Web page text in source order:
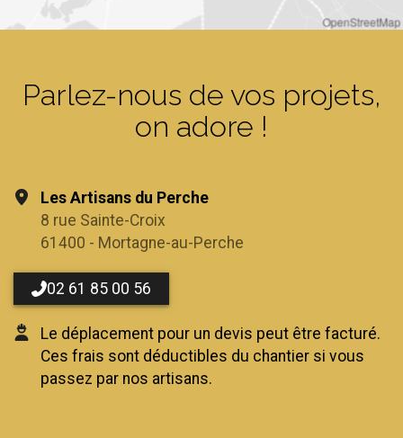
OpenStreetMap
Parlez-nous de vos projets,
on adore !
Les Artisans du Perche
8 rue Sainte-Croix
61400 - Mortagne-au-Perche
02 61 85 00 56
Le déplacement pour un devis peut être facturé.
Ces frais sont déductibles du chantier si vous
passez par nos artisans.